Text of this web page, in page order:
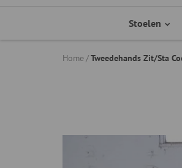
Stoelen
Home Tweedehands Zit/Sta